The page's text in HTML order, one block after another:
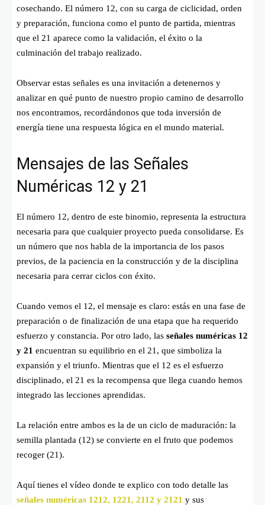
cosechando. El número 12, con su carga de ciclicidad, orden
y preparación, funciona como el punto de partida, mientras
que el 21 aparece como la validación, el éxito o la
culminación del trabajo realizado.
Observar estas señales es una invitación a detenernos y
analizar en qué punto de nuestro propio camino de desarrollo
nos encontramos, recordándonos que toda inversión de
energía tiene una respuesta lógica en el mundo material.
Mensajes de las Señales
Numéricas 12 y 21
El número 12, dentro de este binomio, representa la estructura
necesaria para que cualquier proyecto pueda consolidarse. Es
un número que nos habla de la importancia de los pasos
previos, de la paciencia en la construcción y de la disciplina
necesaria para cerrar ciclos con éxito.
Cuando vemos el 12, el mensaje es claro: estás en una fase de
preparación o de finalización de una etapa que ha requerido
esfuerzo y constancia. Por otro lado, las señales numéricas 12
y 21 encuentran su equilibrio en el 21, que simboliza la
expansión y el triunfo. Mientras que el 12 es el esfuerzo
disciplinado, el 21 es la recompensa que llega cuando hemos
integrado las lecciones aprendidas.
La relación entre ambos es la de un ciclo de maduración: la
semilla plantada (12) se convierte en el fruto que podemos
recoger (21).
Aquí tienes el vídeo donde te explico con todo detalle las
señales numéricas 1212, 1221, 2112 y 2121 y sus